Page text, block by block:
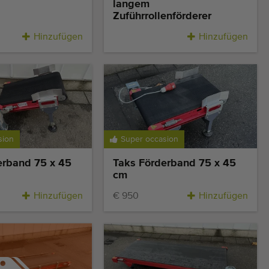
Hinzufügen
langem
Zuführrollenförderer
Hinzufügen
75 x 45
Hinzufügen
Super occasion
Taks Förderband 75 x 45
cm
€ 950 Hinzufügen